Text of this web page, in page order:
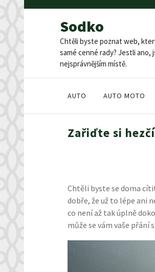
Sodko
Chtěli byste poznat web,
samé cenné rady? Jestli ano,
nejsprávnějším místě.
AUTO AUTO MOTO
Zařiďte si
Chtěli byste se doma
dobře, že už to lépe ani
co není až tak úplně
může se vám vaše